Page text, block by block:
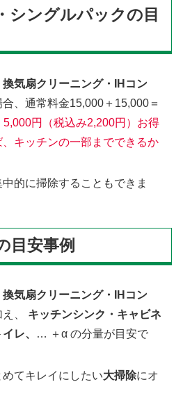
シングルパックの目
気扇クリーニング・IHコン
合、通常料金15,000＋15,000＝
5,000円（税込み2,200円）お得
キッチンの一部までできるか
的に掃除することもできま
目安事例
気扇クリーニング・IHコン
、 キッチンシンク・キャビネ
レ、
… ＋α の分量が目安で
てキレイにしたい大掃除にオ